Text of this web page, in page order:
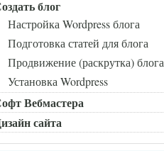
блог
Настройка Wordpress блога
Подготовка статей для блога
Продвижение (раскрутка) блога
Установка Wordpress
Вебмастера
сайта